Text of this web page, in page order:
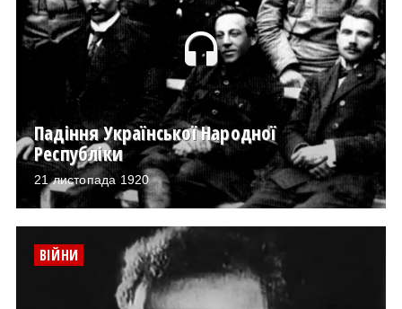
headset
Падіння Української Народної
Республіки
21 листопада 1920
ВІЙНИ